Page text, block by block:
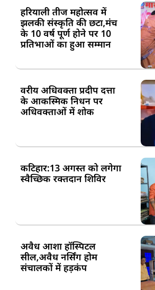
हरियाली तीज महोत्सव में
झलकी संस्कृति की छटा,मंच
के 10 वर्ष पूर्ण होने पर 10
प्रतिभाओं का हुआ सम्मान
वरीय अधिवक्ता प्रदीप दत्ता
के आकस्मिक निधन पर
अधिवक्ताओं में शोक
कटिहार:13 अगस्त को लगेगा
स्वैच्छिक रक्तदान शिविर
अवैध आशा हॉस्पिटल
सील,अवैध नर्सिंग होम
संचालकों में हड़कंप